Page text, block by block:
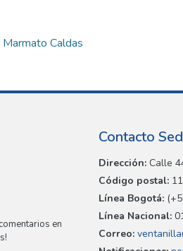
Caldas
en
Contacto
Dirección: Calle
Código postal:
Línea Bogotá:
Línea Nacional:
Correo: